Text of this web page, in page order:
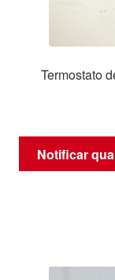
Termostato
Notificar